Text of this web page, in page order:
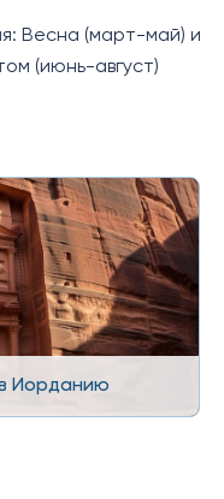
Весна (март-май) и
(июнь-август)
Иорданию